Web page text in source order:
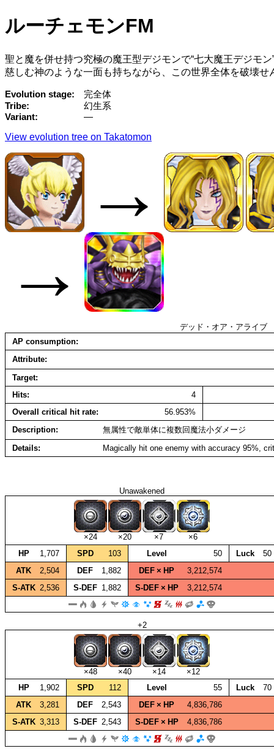
ルーチェモンFM
聖と魔を併せ持つ究極の魔王型デジモンで“七大魔王デジモ
慈しむ神のような一面も持ちながら、この世界全体を破壊
Evolution stage
完全体
Tribe
幻生系
Variant
—
View evolution tree on Takatomon
→
→
デッド・オア・アライブ
AP consumption
Attribute
Target
Hits
4
Overall critical hit rate
56.953%
Description
無属性で敵単体に複数回魔法小ダメージ
Details
Magically hit one enemy with accuracy 95%,
Unawakened
×24 ×20 ×7
×6
HP
1,707 SPD 103 Level 50 Luck
50
ATK
2,504 DEF 1,882 DEF × HP
3,212,574
S‑ATK 2,536 S‑DEF 1,882 S‑DEF × HP 3,212,574
+2
×48 ×40 ×14
×12
HP
1,902 SPD 112 Level 55 Luck
70
ATK
3,281 DEF 2,543 DEF × HP
4,836,786
S‑ATK 3,313 S‑DEF 2,543 S‑DEF × HP 4,836,786